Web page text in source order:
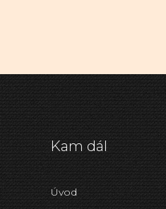
Kam dál
Úvod